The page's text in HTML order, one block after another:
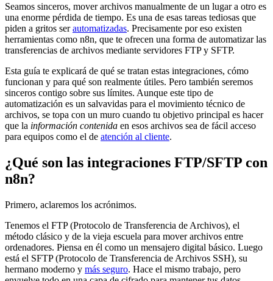
Seamos sinceros, mover archivos manualmente de un lugar a otro es
una enorme pérdida de tiempo. Es una de esas tareas tediosas que
piden a gritos serautomatizadas. Precisamente por eso existen
herramientas como n8n, que te ofrecen una forma de automatizar las
transferencias de archivos mediante servidores FTP y SFTP.
Esta guía te explicará de qué se tratan estas integraciones, cómo
funcionan y para qué son realmente útiles. Pero también seremos
sinceros contigo sobre sus límites. Aunque este tipo de
automatización es un salvavidas para el movimiento técnico de
archivos, se topa con un muro cuando tu objetivo principal es hacer
que la información contenida en esos archivos sea de fácil acceso
para equipos como el de atención al cliente.
¿Qué son las integraciones FTP/SFTP con
n8n?
Primero, aclaremos los acrónimos.
Tenemos el FTP (Protocolo de Transferencia de Archivos), el
método clásico y de la vieja escuela para mover archivos entre
ordenadores. Piensa en él como un mensajero digital básico. Luego
está el SFTP (Protocolo de Transferencia de Archivos SSH), su
hermano moderno y más seguro. Hace el mismo trabajo, pero